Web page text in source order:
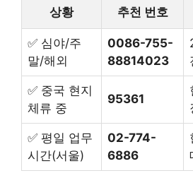
상황 추천 번호
✅ 심야/주
말/해외
0086-755-
88814023
✅ 중국 현지
체류 중
95361
✅ 평일 업무
시간(서울)
02-774-
6886